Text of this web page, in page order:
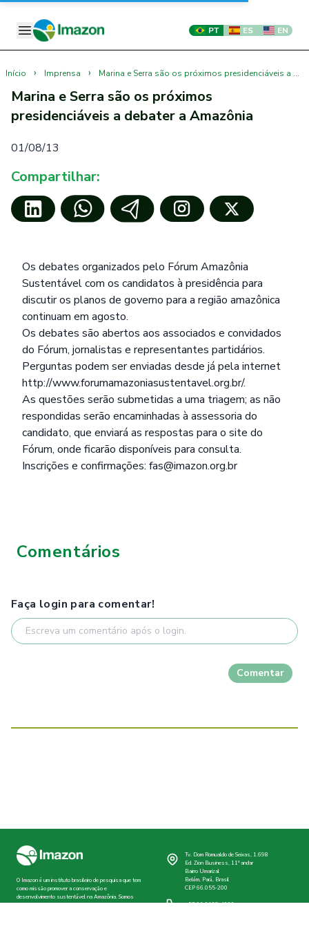
PT ES EN
Início › Imprensa › Marina e Serra são os próximos presidenciáveis a debater a Amazônia
Marina e Serra são os próximos
presidenciáveis a debater a Amazônia
01/08/13
Compartilhar:
Os debates organizados pelo Fórum Amazônia
Sustentável com os candidatos à presidência para
discutir os planos de governo para a região amazônica
continuam em agosto.
Os debates são abertos aos associados e convidados
do Fórum, jornalistas e representantes partidários.
Perguntas podem ser enviadas desde já pela internet
http://www.forumamazoniasustentavel.org.br/.
As questões serão submetidas a uma triagem; as não
respondidas serão encaminhadas à assessoria do
candidato, que enviará as respostas para o site do
Fórum, onde ficarão disponíveis para consulta.
Inscrições e confirmações: fas@imazon.org.br
Comentários
Faça login para comentar!
Comentar
O Imazon é um instituto brasileiro de pesquisa que tem
como missão promover a conservação e
desenvolvimento sustentável na Amazônia. Somos
Tv. Dom Romualdo de Seixas, 1.698
Ed. Zion Business, 11º andar
Bairro Umarizal
Belém, Pará, Brasil
CEP 66.055-200
+55 91 3182-4000